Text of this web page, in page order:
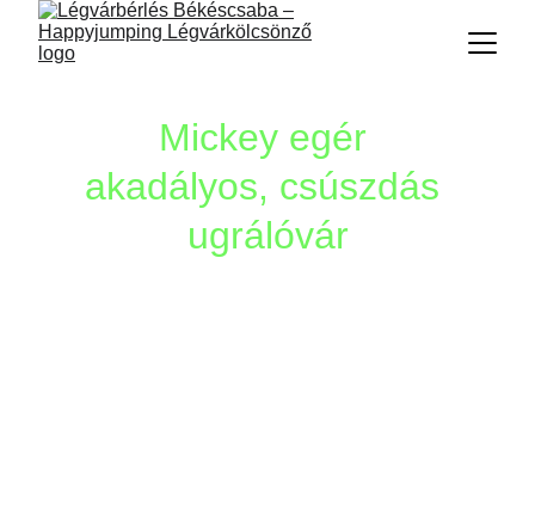
Mickey egér
akadályos, csúszdás
ugrálóvár